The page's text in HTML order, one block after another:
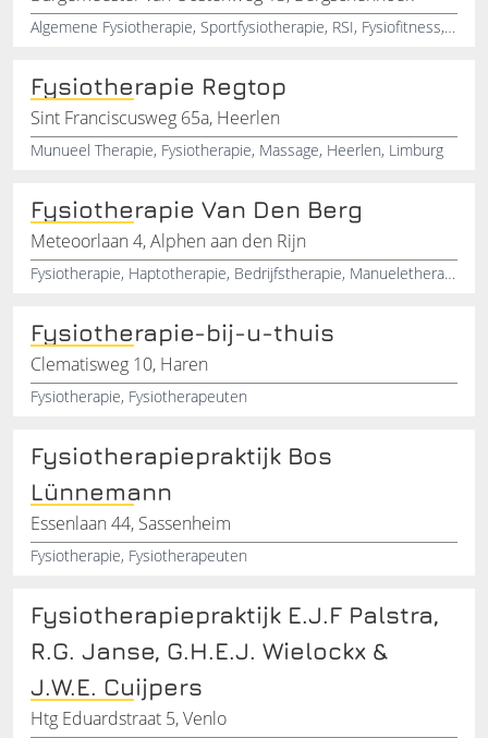
Algemene Fysiotherapie, Sportfysiotherapie, RSI, Fysiofitness, Wiples, sportbegeleiding, Gewrichten
Fysiotherapie Regtop
Sint Franciscusweg 65a, Heerlen
Munueel Therapie, Fysiotherapie, Massage, Heerlen, Limburg
Fysiotherapie Van Den Berg
Meteoorlaan 4, Alphen aan den Rijn
Fysiotherapie, Haptotherapie, Bedrijfstherapie, Manueletherapie, Shockwave, FysioSport
Fysiotherapie-bij-u-thuis
Clematisweg 10, Haren
Fysiotherapie, Fysiotherapeuten
Fysiotherapiepraktijk Bos
Lünnemann
Essenlaan 44, Sassenheim
Fysiotherapie, Fysiotherapeuten
Fysiotherapiepraktijk E.J.F Palstra,
R.G. Janse, G.H.E.J. Wielockx &
J.W.E. Cuijpers
Htg Eduardstraat 5, Venlo